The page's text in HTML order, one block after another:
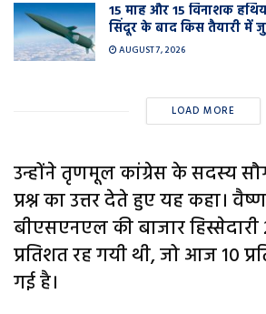
15 माह और 15 विनाशक
सिंदूर के बाद किस तैयारी में
AUGUST 7, 2026
LOAD MORE
उन्होंने तृणमूल कांग्रेस के सदस्य
प्रश्न का उत्तर देते हुए यह कहा।
बीएसएनएल की बाजार
प्रतिशत रह गयी थी, जो आज 10
गई है।